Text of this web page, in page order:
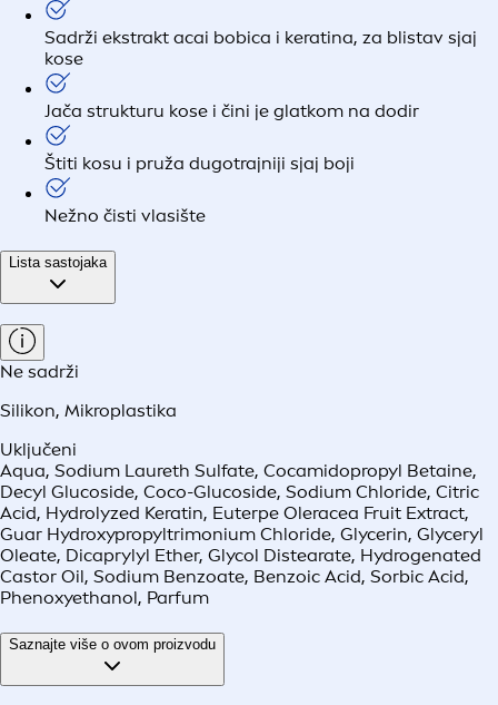
Sadrži ekstrakt acai bobica i keratina, za blistav sjaj
kose
Jača strukturu kose i čini je glatkom na dodir
Štiti kosu i pruža dugotrajniji sjaj boji
Nežno čisti vlasište
Lista sastojaka
Ne sadrži
Silikon, Mikroplastika
Uključeni
Aqua, Sodium Laureth Sulfate, Cocamidopropyl Betaine,
Decyl Glucoside, Coco-Glucoside, Sodium Chloride, Citric
Acid, Hydrolyzed Keratin, Euterpe Oleracea Fruit Extract,
Guar Hydroxypropyltrimonium Chloride, Glycerin, Glyceryl
Oleate, Dicaprylyl Ether, Glycol Distearate, Hydrogenated
Castor Oil, Sodium Benzoate, Benzoic Acid, Sorbic Acid,
Phenoxyethanol, Parfum
Saznajte više o ovom proizvodu